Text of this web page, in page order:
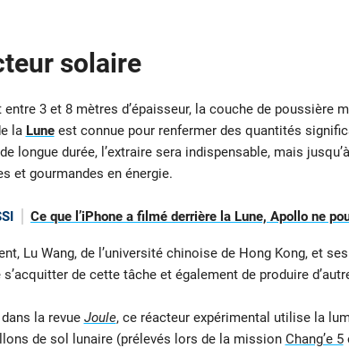
solaire
entre 3 et 8 mètres d’épaisseur, la couche de poussière
la Lune est connue pour renfermer des quantités
longue durée, l’extraire sera indispensable, mais
et gourmandes en énergie.
Ce que l’iPhone a filmé derrière la Lune, Apollo ne
Lu Wang, de l’université chinoise de Hong Kong, et
s’acquitter de cette tâche et également de produire
la revue Joule, ce réacteur expérimental utilise la
de sol lunaire (prélevés lors de la mission Chang’e 5